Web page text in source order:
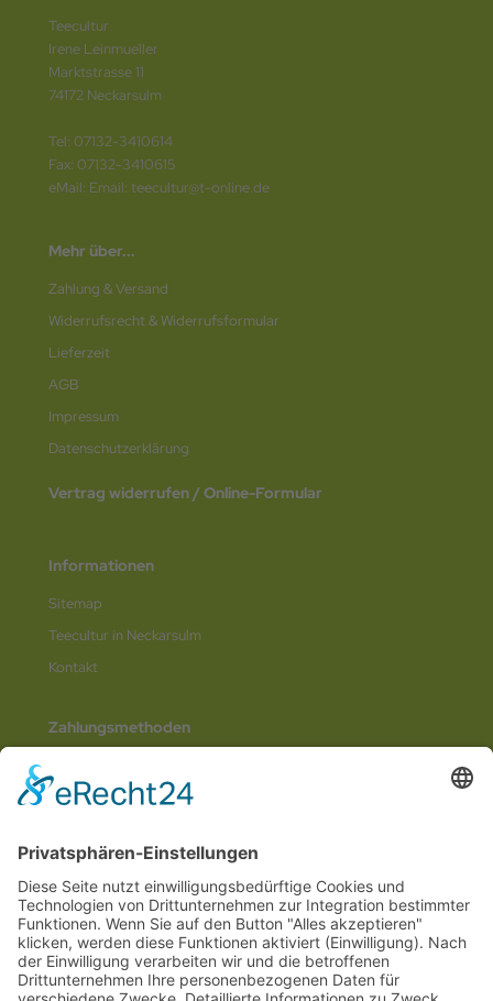
Teecultur
Irene Leinmueller
Marktstrasse 11
74172 Neckarsulm
Tel: 07132-3410614
Fax: 07132-3410615
eMail: Email: teecultur@t-online.de
Mehr über...
Zahlung & Versand
Widerrufsrecht & Widerrufsformular
Lieferzeit
AGB
Impressum
Datenschutz­erklärung
Vertrag widerrufen / Online-Formular
Informationen
Sitemap
Teecultur in Neckarsulm
Kontakt
Zahlungsmethoden
Social Media